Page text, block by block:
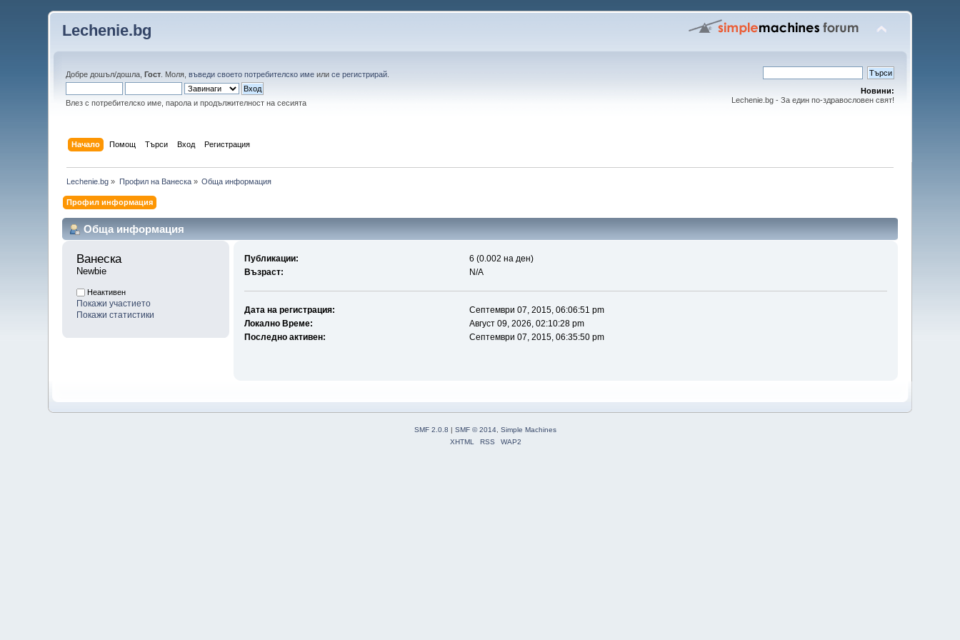
Lechenie.bg
Добре дошъл/дошла,Гост . Моля,въведи своето потребителско име илисе регистрирай
Влез с потребителско име, парола и продължителност на сесията
Новини:
Lechenie.bg - За един по-здравословен свят!
Начало Помощ Търси Вход Регистрация
Lechenie.bg » Профил на Ванеска» Обща информация
Профил информация
Обща информация
Ванеска
Newbie
Неактивен
Покажи участието
Покажи статистики
Публикации:
6 (0.002 на ден)
Възраст:
N/A
Дата на регистрация:
Септември 07, 2015, 06:06:51 pm
Локално Време:
Август 09, 2026, 02:10:28 pm
Последно активен:
Септември 07, 2015, 06:35:50 pm
SMF 2.0.8 | SMF © 2014, Simple Machines
XHTML
RSS WAP2